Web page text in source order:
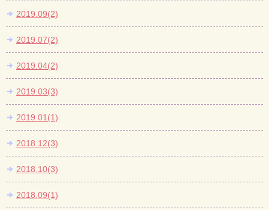
2019.09(2)
2019.07(2)
2019.04(2)
2019.03(3)
2019.01(1)
2018.12(3)
2018.10(3)
2018.09(1)